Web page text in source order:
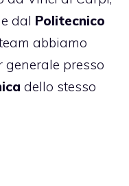
dal Politecnico
abbiamo
presso
dello stesso